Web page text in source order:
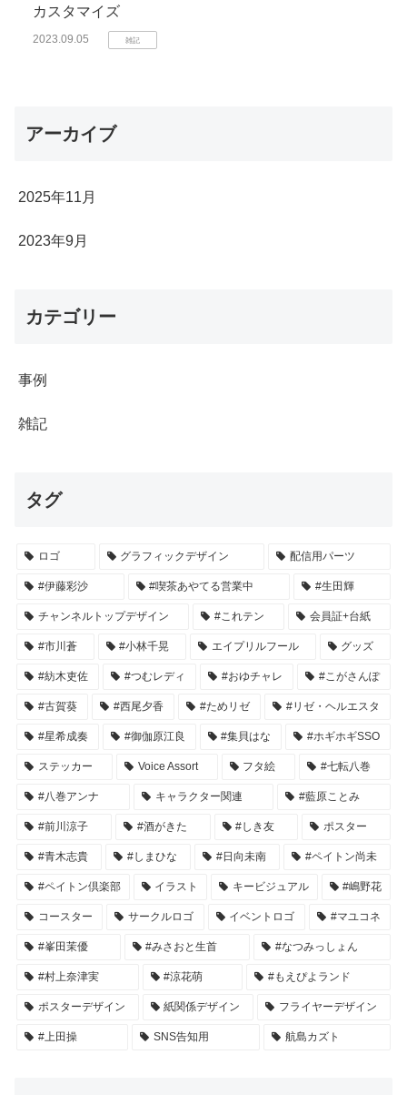
カスタマイズ
2023.09.05 雑記
アーカイブ
2025年11月
2023年9月
カテゴリー
事例
雑記
タグ
ロゴ グラフィックデザイン 配信用パーツ
#伊藤彩沙 #喫茶あやてる営業中 #生田輝
チャンネルトップデザイン #これテン 会員証+台紙
#市川蒼 #小林千晃 エイプリルフール グッズ
#紡木吏佐 #つむレディ #おゆチャレ #こがさんぽ
#古賀葵 #西尾夕香 #ためリゼ #リゼ・ヘルエスタ
#星希成奏 #御伽原江良 #集貝はな #ホギホギSSO
ステッカー Voice Assort フタ絵 #七転八巻
#八巻アンナ キャラクター関連 #藍原ことみ
#前川涼子 #酒がきた #しき友 ポスター
#青木志貴 #しまひな #日向未南 #ペイトン尚未
#ペイトン倶楽部 イラスト キービジュアル #嶋野花
コースター サークルロゴ イベントロゴ #マユコネ
#峯田茉優 #みさおと生首 #なつみっしょん
#村上奈津実 #涼花萌 #もえぴよランド
ポスターデザイン 紙関係デザイン フライヤーデザイン
#上田操 SNS告知用 航島カズト